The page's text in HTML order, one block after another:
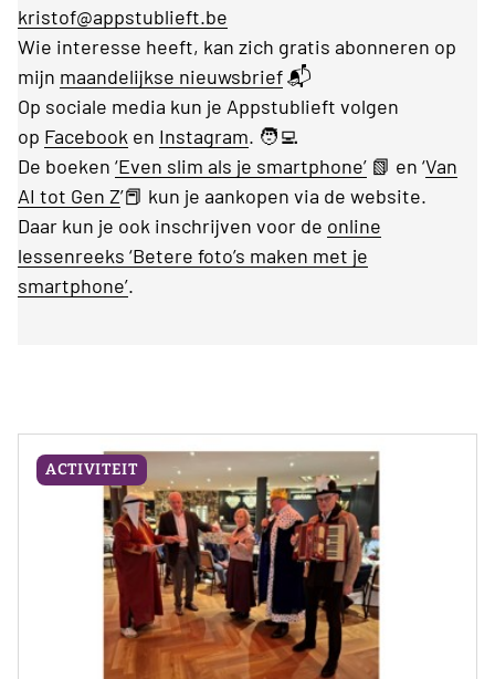
kristof@appstublieft.be
Wie interesse heeft, kan zich gratis abonneren op
mijn maandelijkse nieuwsbrief📬
Op sociale media kun je Appstublieft volgen
op Facebook en Instagram. 🧑‍💻
De boeken ‘Even slim als je smartphone’ 📗 en ‘Van
AI tot Gen Z’📕 kun je aankopen via de website.
Daar kun je ook inschrijven voor de online
lessenreeks ‘Betere foto’s maken met je
smartphone’.
ACTIVITEIT